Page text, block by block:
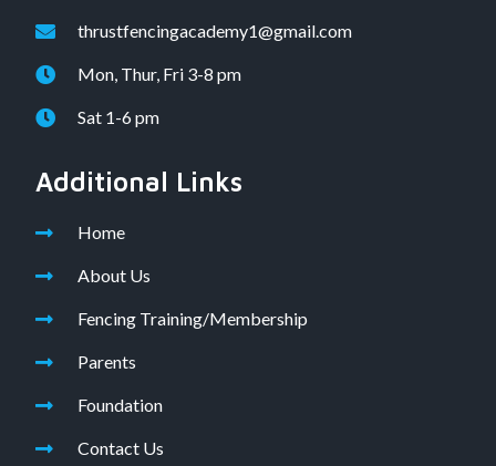
thrustfencingacademy1@gmail.com
Mon, Thur, Fri 3-8 pm
Sat 1-6 pm
Additional Links
Home
About Us
Fencing Training/Membership
Parents
Foundation
Contact Us